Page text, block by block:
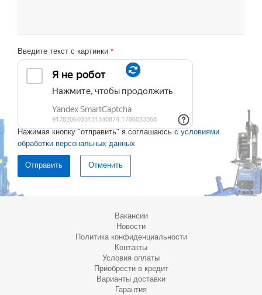
Введите текст с картинки *
Нажимая кнопку "отправить" я соглашаюсь с условиями
обработки персональных данных
Отменить
Вакансии
Новости
Политика конфиденциальности
Контакты
Условия оплаты
Приобрести в кредит
Варианты доставки
Гарантия